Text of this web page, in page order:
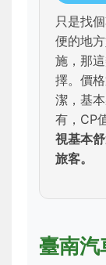
只是找
便的地
施，那
擇。價
潔，基
有，CP
視基本
旅客。
臺南汽